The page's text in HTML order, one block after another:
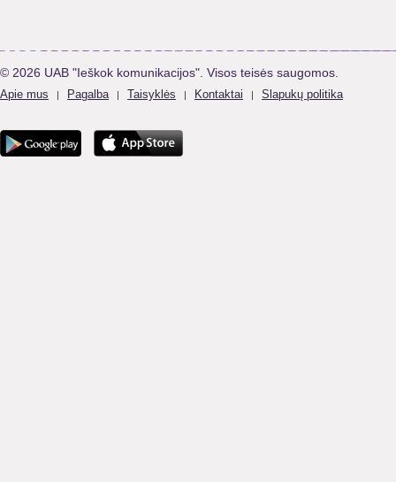
© 2026 UAB "Ieškok komunikacijos". Visos teisės saugomos.
Apie mus | Pagalba | Taisyklės | Kontaktai | Slapukų politika